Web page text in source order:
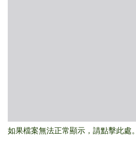
如果檔案無法正常顯示，請點擊此處。